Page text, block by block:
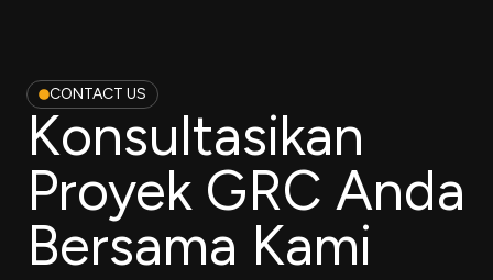
CONTACT US
Konsultasikan
Proyek GRC Anda
Bersama Kami